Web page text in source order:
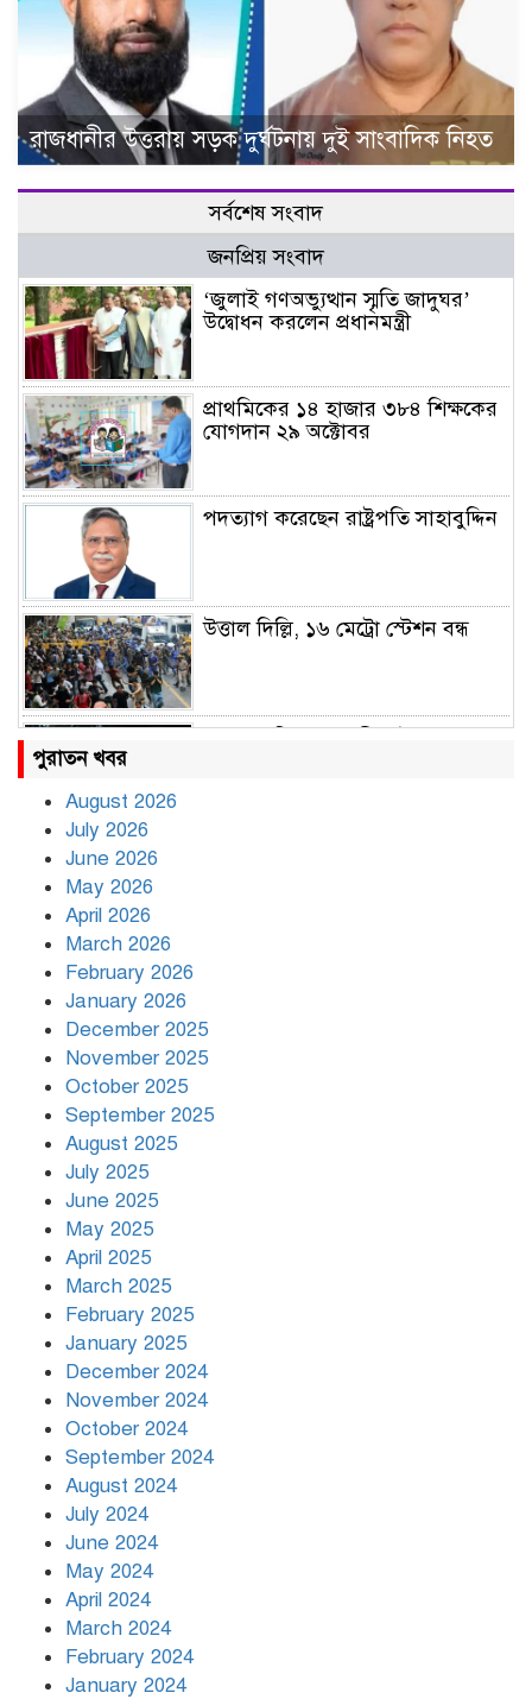
রাজধানীর উত্তরায় সড়ক দুর্ঘটনায় দুই সাংবাদিক নিহত
সর্বশেষ সংবাদ
জনপ্রিয় সংবাদ
‘জুলাই গণঅভ্যুত্থান স্মৃতি জাদুঘর’
উদ্বোধন করলেন প্রধানমন্ত্রী
প্রাথমিকের ১৪ হাজার ৩৮৪ শিক্ষকের
যোগদান ২৯ অক্টোবর
পদত্যাগ করেছেন রাষ্ট্রপতি সাহাবুদ্দিন
উত্তাল দিল্লি, ১৬ মেট্রো স্টেশন বন্ধ
বৃষ্টি থামার নাম নেই, পথে পথে
পুরাতন খবর
August 2026
July 2026
June 2026
May 2026
April 2026
March 2026
February 2026
January 2026
December 2025
November 2025
October 2025
September 2025
August 2025
July 2025
June 2025
May 2025
April 2025
March 2025
February 2025
January 2025
December 2024
November 2024
October 2024
September 2024
August 2024
July 2024
June 2024
May 2024
April 2024
March 2024
February 2024
January 2024